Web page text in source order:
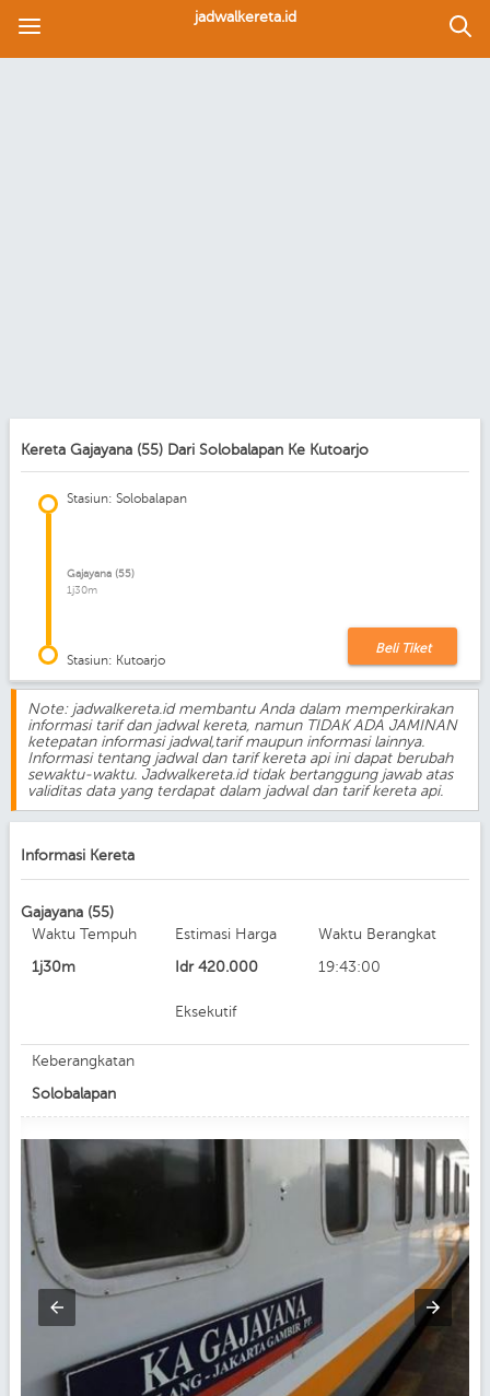
jadwalkereta.id
Kereta Gajayana (55) Dari Solobalapan Ke Kutoarjo
Stasiun: Solobalapan
Gajayana (55)
1j30m
Stasiun: Kutoarjo
Beli Tiket
Note: jadwalkereta.id membantu Anda dalam memperkirakan
informasi tarif dan jadwal kereta, namun TIDAK ADA JAMINAN
ketepatan informasi jadwal,tarif maupun informasi lainnya.
Informasi tentang jadwal dan tarif kereta api ini dapat berubah
sewaktu-waktu. Jadwalkereta.id tidak bertanggung jawab atas
validitas data yang terdapat dalam jadwal dan tarif kereta api.
Informasi Kereta
Gajayana (55)
Waktu Tempuh
1j30m
Estimasi Harga
Idr 420.000
Eksekutif
Waktu Berangkat
19:43:00
Keberangkatan
Solobalapan